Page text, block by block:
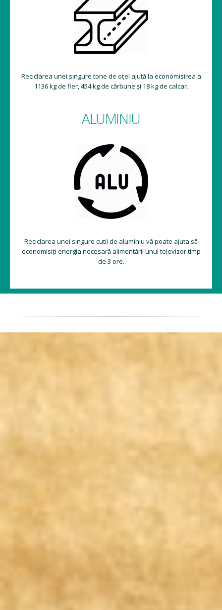
Reciclarea unei singure tone de oțel ajută la economisirea a
1136 kg de fier, 454 kg de cărbune și 18 kg de calcar.
ALUMINIU
Reciclarea unei singure cutii de aluminiu vă poate ajuta să
economisiți energia necesară alimentării unui televizor timp
de 3 ore.